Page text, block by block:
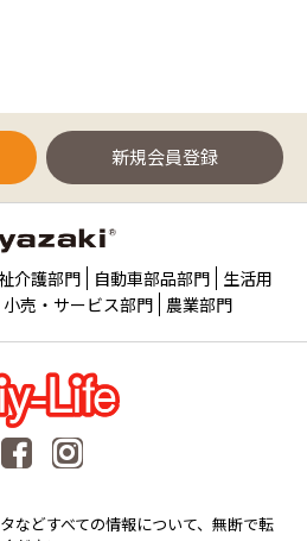
新規会員登録
介護部門 自動車部品部門 生活用
売・サービス部門 農業部門
などすべての情報について、無断で転